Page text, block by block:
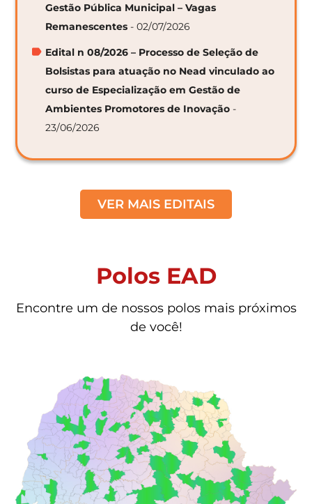
Gestão Pública Municipal – Vagas
Remanescentes - 02/07/2026
Edital n 08/2026 – Processo de Seleção de
Bolsistas para atuação no Nead vinculado ao
curso de Especialização em Gestão de
Ambientes Promotores de Inovação -
23/06/2026
VER MAIS EDITAIS
Polos EAD
Encontre um de nossos polos mais próximos
de você!